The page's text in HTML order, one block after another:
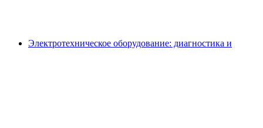
Электротехническое оборудование: диагностика и